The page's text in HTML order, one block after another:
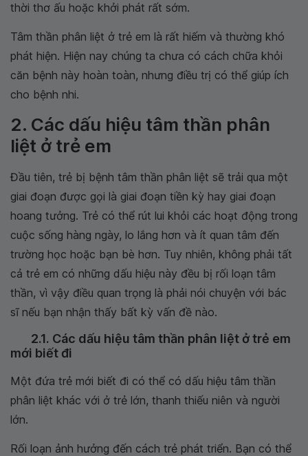
thời thơ ấu hoặc khởi phát rất sớm.
Tâm thần phân liệt ở trẻ em là rất hiếm và thường khó
phát hiện. Hiện nay chúng ta chưa có cách chữa khỏi
căn bệnh này hoàn toàn, nhưng điều trị có thể giúp ích
cho bệnh nhi.
2. Các dấu hiệu tâm thần phân
liệt ở trẻ em
Đầu tiên, trẻ bị bệnh tâm thần phân liệt sẽ trải qua một
giai đoạn được gọi là giai đoạn tiền kỳ hay giai đoạn
hoang tưởng. Trẻ có thể rút lui khỏi các hoạt động trong
cuộc sống hàng ngày, lo lắng hơn và ít quan tâm đến
trường học hoặc bạn bè hơn. Tuy nhiên, không phải tất
cả trẻ em có những dấu hiệu này đều bị rối loạn tâm
thần, vì vậy điều quan trọng là phải nói chuyện với bác
sĩ nếu bạn nhận thấy bất kỳ vấn đề nào.
2.1. Các dấu hiệu tâm thần phân liệt ở trẻ em
mới biết đi
Một đứa trẻ mới biết đi có thể có dấu hiệu tâm thần
phân liệt khác với ở trẻ lớn, thanh thiếu niên và người
lớn.
Rối loạn ảnh hưởng đến cách trẻ phát triển. Bạn có thể